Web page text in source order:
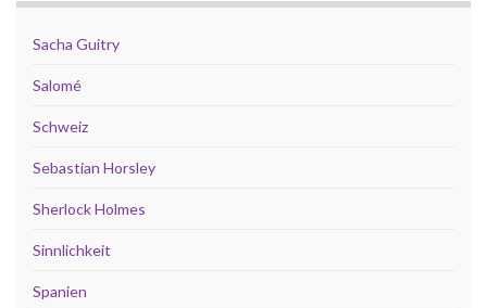
Sacha Guitry
Salomé
Schweiz
Sebastian Horsley
Sherlock Holmes
Sinnlichkeit
Spanien